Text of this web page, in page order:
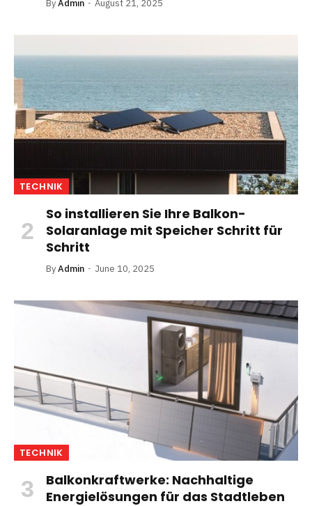
ByAdmin August 21, 2025
TECHNIK
So installieren Sie Ihre Balkon-
Solaranlage mit Speicher Schritt für
Schritt
ByAdmin June 10, 2025
TECHNIK
Balkonkraftwerke: Nachhaltige
Energielösungen für das Stadtleben